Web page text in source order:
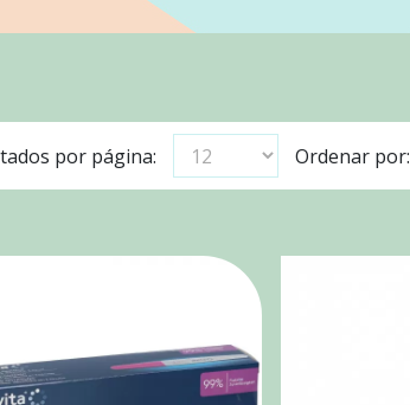
por página: Ordenar por: